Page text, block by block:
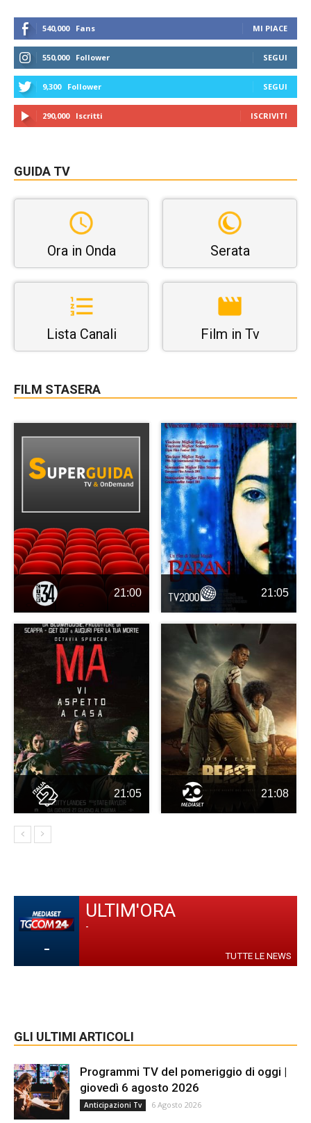
540,000 Fans MI PIACE
550,000 Follower SEGUI
9,300 Follower SEGUI
290,000 Iscritti ISCRIVITI
GUIDA TV
Ora in Onda Serata
Lista Canali Film in Tv
FILM STASERA
21:00 21:05
21:05 21:08
-
ULTIM'ORA
-
TUTTE LE NEWS
GLI ULTIMI ARTICOLI
Programmi TV del pomeriggio di oggi |
giovedì 6 agosto 2026
Anticipazioni Tv 6 Agosto 2026